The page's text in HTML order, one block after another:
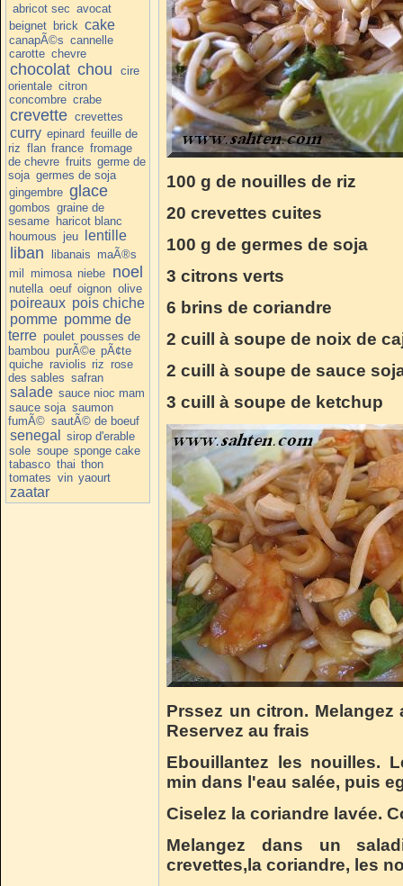
abricot sec avocat
beignet brick cake
canapÃ©s cannelle
carotte chevre
chocolat chou
cire
orientale citron
concombre crabe
crevette crevettes
curry epinard feuille de
riz flan france fromage
de chevre fruits germe de
soja germes de soja
gingembre glace
gombos graine de
sesame haricot blanc
houmous jeu lentille
liban libanais maÃ®s
mil mimosa niebe noel
nutella oeuf oignon olive
poireaux pois chiche
pomme pomme de
terre poulet pousses de
bambou purÃ©e pÃ¢te
quiche raviolis riz rose
des sables safran
salade sauce nioc mam
sauce soja saumon
fumÃ© sautÃ© de boeuf
senegal
sirop d'erable
sole soupe sponge cake
tabasco thai thon
tomates vin yaourt
zaatar
100 g de nouilles de riz
20 crevettes cuites
100 g de germes de soja
3 citrons verts
6 brins de coriandre
2 cuill à soupe de noix de
2 cuill à soupe de sauce
3 cuill à soupe de ketchup
Prssez un citron.
Reservez au frais
Ebouillantez les nouilles.
min dans l'eau salée, puis
Ciselez la coriandre lavée.
Melangez dans un
crevettes,la coriandre, les